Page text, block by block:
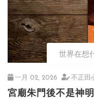
世界在想
一月 02, 2026 不正田
宮廟朱門後不是神